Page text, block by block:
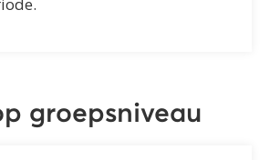
groepsniveau